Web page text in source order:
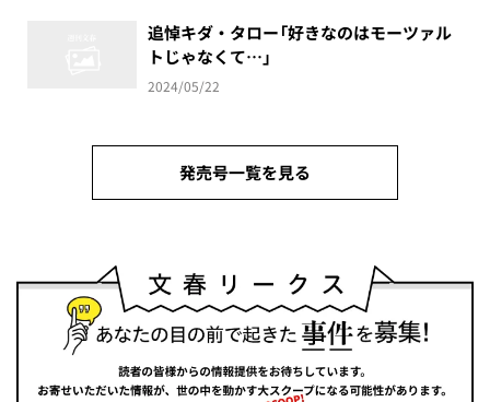
追悼キダ・タロー「好きなのはモーツァル
トじゃなくて…」
2024/05/22
発売号一覧を見る